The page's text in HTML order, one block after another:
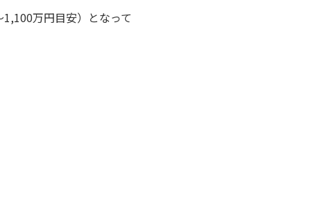
万円目安）となって